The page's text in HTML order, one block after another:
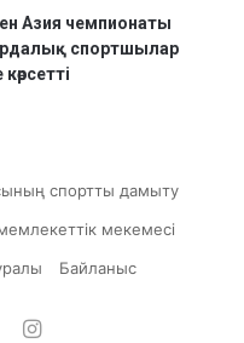
Азия чемпионаты
спортшылар
спортты дамыту
мекемесі
Байланыс
Instagram